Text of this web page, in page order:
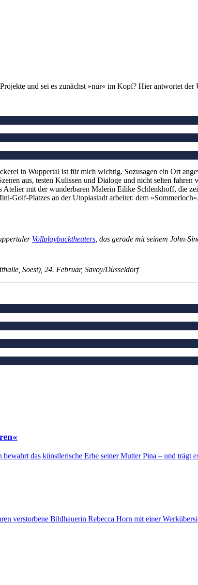
und sei es zunächst »nur« im Kopf? Hier antwortet der
in Wuppertal ist für mich wichtig. Sozusagen ein Ort
aus, testen Kulissen und Dialoge und nicht selten
Atelier mit der wunderbaren Malerin Eilike Schlenkhoff, die
Golf-Platzes an der Utopiastadt arbeitet: dem
Vollplaybacktheaters , das gerade mit seinem John-
Soest), 24. Februar, Savoy/Düsseldorf
das künstlerische Erbe seiner Mutter Pina – und trägt
verstorbene Bildhauerin Rebecca Horn mit einer